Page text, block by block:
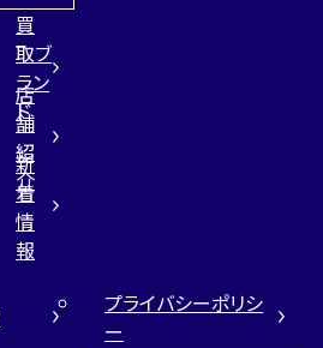
買
取ブ
ラン
ド
店
舗
紹
介
新
着
情
報
プライバシーポリシ
ー